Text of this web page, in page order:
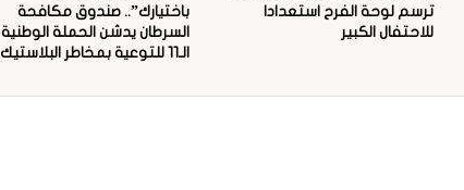
ترسم لوحة الفرح استعدادا
للاحتفال الكبير
باختيارك”.. صندوق مكافحة
السرطان يدشن الحملة الوطنية
الـ11 للتوعية بمخاطر البلاستيك